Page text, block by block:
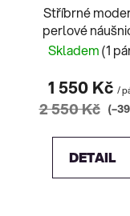
Stříbrné
perlové
Skladem(1
1 550 Kč /
2 550 Kč
DETAIL